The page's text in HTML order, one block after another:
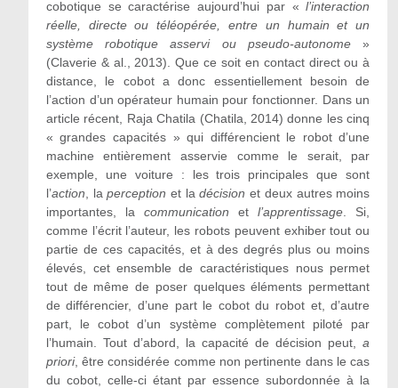
cobotique se caractérise aujourd’hui par «l’interaction
réelle, directe ou téléopérée, entre un humain et un
système robotique asservi ou pseudo-autonome»
(Claverie & al., 2013). Que ce soit en contact direct ou à
distance, le cobot a donc essentiellement besoin de
l’action d’un opérateur humain pour fonctionner. Dans un
article récent, Raja Chatila (Chatila, 2014) donne les cinq
« grandes capacités » qui différencient le robot d’une
machine entièrement asservie comme le serait, par
exemple, une voiture : les trois principales que sont
l’action , laperceptionet ladécisionet deux autres moins
importantes, lacommunicationetl’apprentissage . Si,
comme l’écrit l’auteur, les robots peuvent exhiber tout ou
partie de ces capacités, et à des degrés plus ou moins
élevés, cet ensemble de caractéristiques nous permet
tout de même de poser quelques éléments permettant
de différencier, d’une part le cobot du robot et, d’autre
part, le cobot d’un système complètement piloté par
l’humain. Tout d’abord, la capacité de décision peut,a
priori, être considérée comme non pertinente dans le cas
du cobot, celle-ci étant par essence subordonnée à la